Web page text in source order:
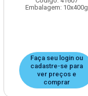
Embalagem: 10x400g
Faça seu login ou
cadastre-se para
ver preços e
comprar